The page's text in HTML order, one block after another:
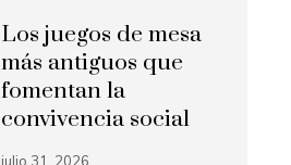
Los juegos de mesa
más antiguos que
fomentan la
convivencia social
julio 31, 2026